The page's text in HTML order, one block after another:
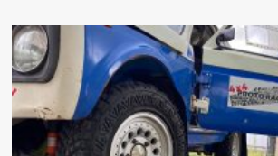
sur
Remerciements
TT
24H
2020